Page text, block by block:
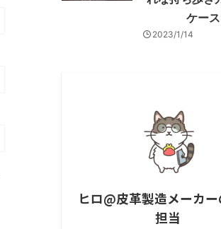
ケース
2023/1/14
ヒロ@皮革製造メーカ
担当